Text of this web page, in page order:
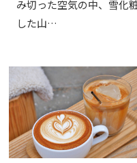
み切った空気の中、雪化
した山…